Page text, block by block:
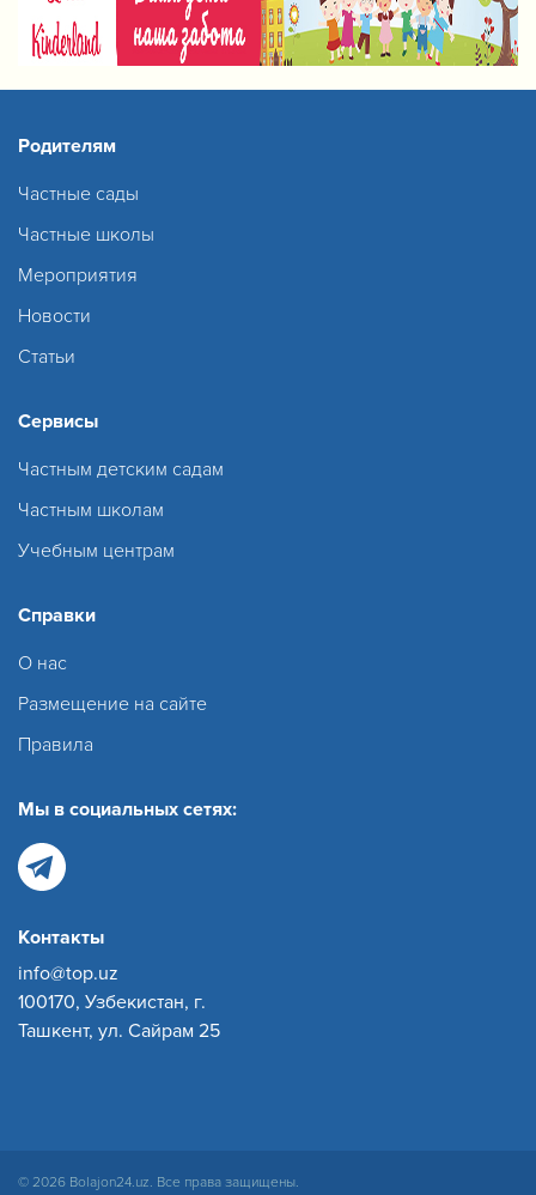
Родителям
Частные сады
Частные школы
Мероприятия
Новости
Статьи
Сервисы
Частным детским садам
Частным школам
Учебным центрам
Справки
О нас
Размещение на сайте
Правила
Мы в социальных сетях:
Контакты
info@top.uz
100170, Узбекистан, г.
Ташкент, ул. Сайрам 25
© 2026 Bolajon24.uz. Все права защищены.